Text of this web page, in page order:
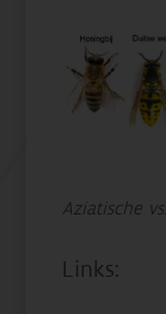
Aziatische
Links: